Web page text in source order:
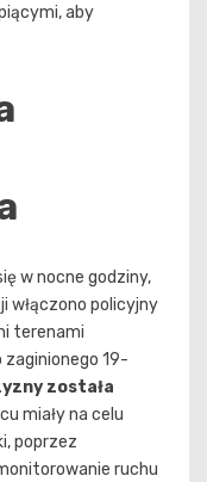
aby
w nocne godziny,
włączono policyjny
terenami
zaginionego 19-
została
miały na celu
poprzez
ruchu